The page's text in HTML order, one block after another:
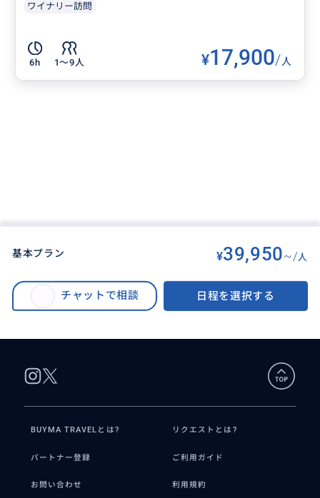
ワイナリー訪問
6h 1〜9人 ¥17,900/人
基本プラン ¥39,950~/ 人
チャットで相談 日程を選択する
ワインの名産地「マーガレット・リバー」と”千と千尋の神隠し”のモデルと噂
される「バッセルトン・ジェティー」＋幻想的な鍾乳洞の「ジュエル・ケー
BUYMA TRAVELとは? リクエストとは?
パートナー登録 ご利用ガイド
お問い合わせ 利用規約